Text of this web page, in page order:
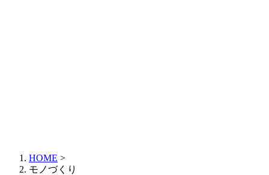
HOME >
モノづくり